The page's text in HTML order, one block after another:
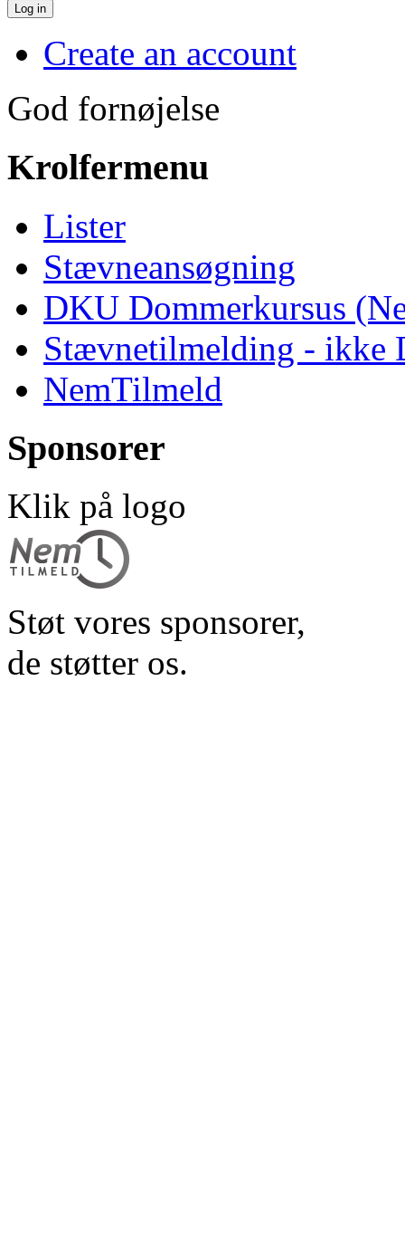
Log in
Create an account
God fornøjelse
Krolfermenu
Lister
Stævneansøgning
DKU Dommerkursus
Stævnetilmelding - ikke
NemTilmeld
Sponsorer
Klik på logo
Støt vores sponsorer,
de støtter os.